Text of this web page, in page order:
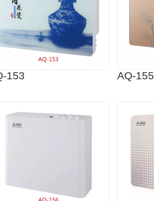
153 AQ-155